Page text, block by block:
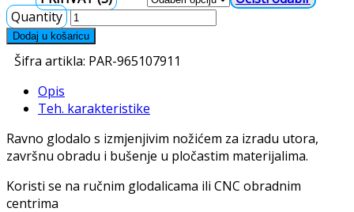
Quantity
Dodaj u košaricu
Šifra artikla: PAR-965107911
Opis
Teh. karakteristike
Ravno glodalo s izmjenjivim nožićem za izradu utora,
završnu obradu i bušenje u pločastim materijalima.
Koristi se na ručnim glodalicama ili CNC obradnim
centrima